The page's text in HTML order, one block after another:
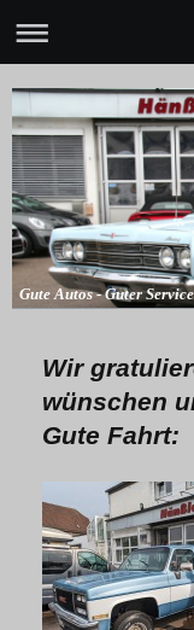
Gute Autos - Guter Service
Wir
wünschen
Gute Fahrt: